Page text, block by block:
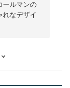
ールマンの
れなデザイ